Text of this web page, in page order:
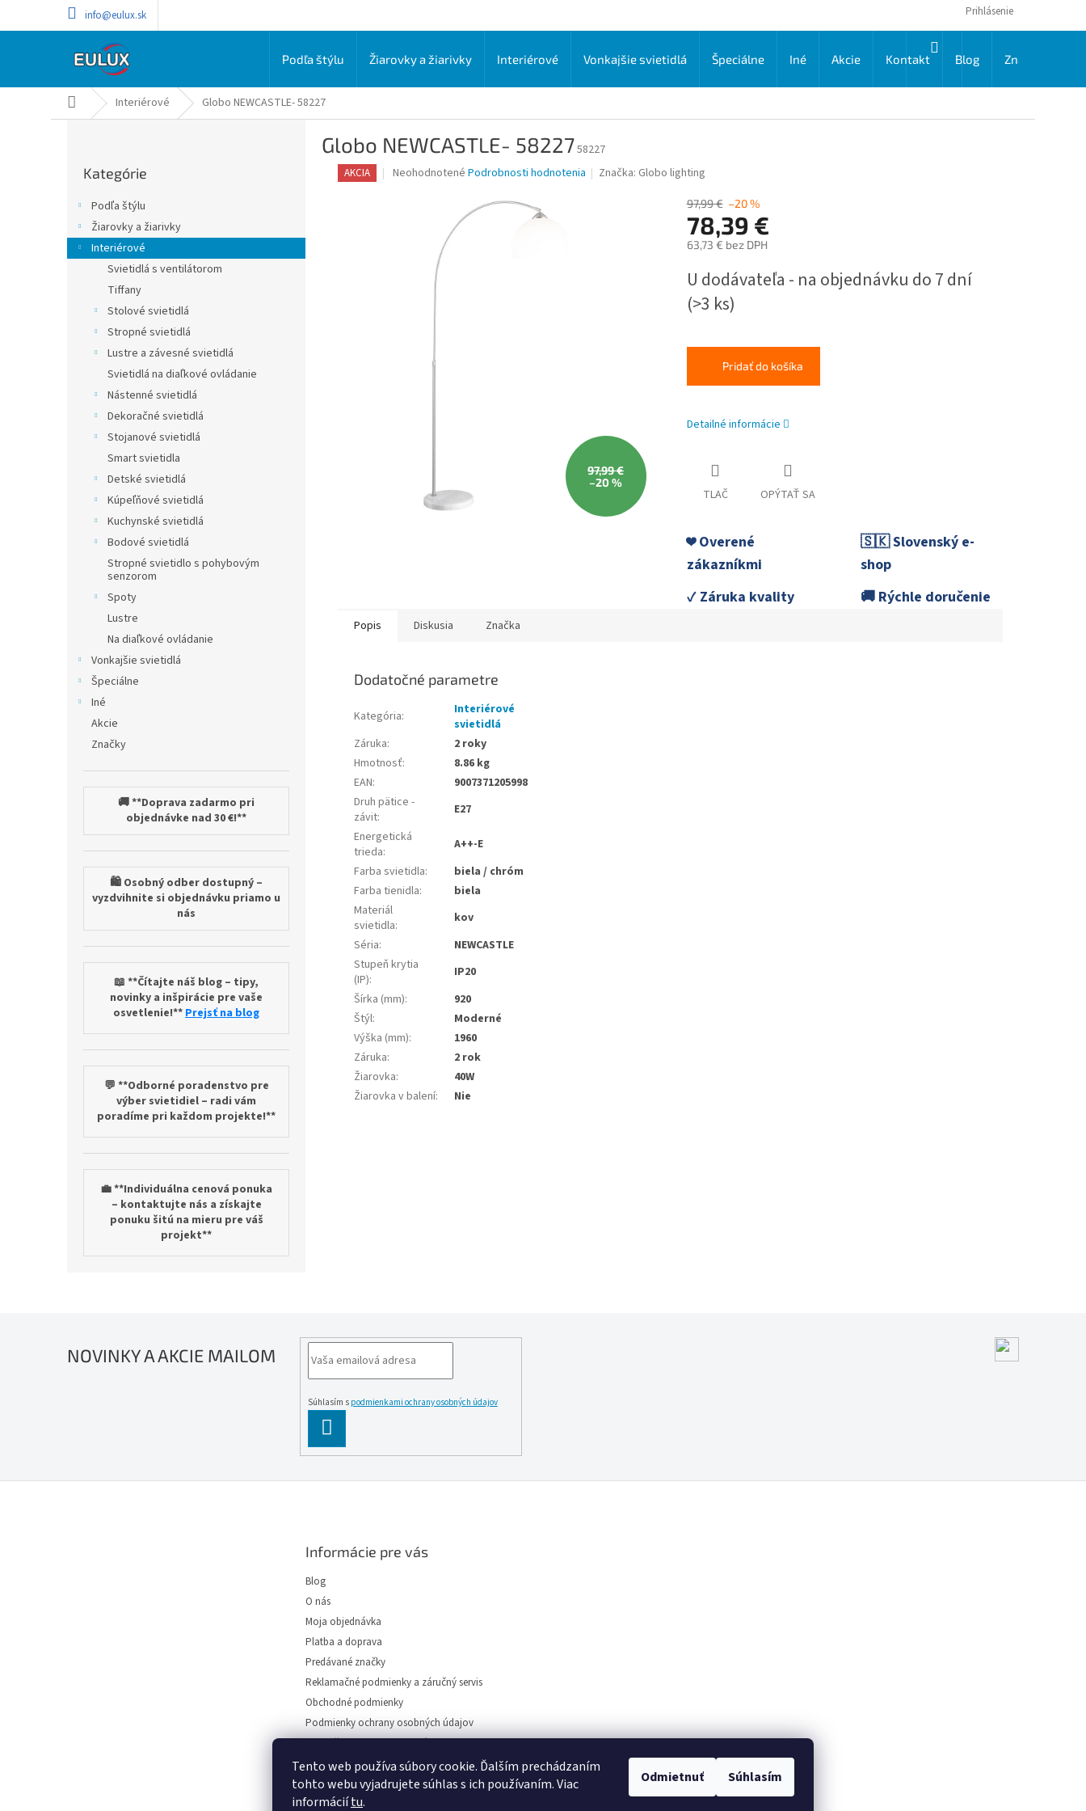
Tento web používa súbory cookie. Ďalším prechádzaním
tohto webu vyjadrujete súhlas s ich používaním. Viac
informáciítu.
Odmietnuť Súhlasím
info@eulux.sk Prihlásenie
NÁKUPNÝ
Podľa štýlu Žiarovky a žiarivky Interiérové Vonkajšie svietidlá Špeciálne Iné Akcie Kontakt Blog Značky
DomovInteriérové Globo NEWCASTLE- 58227
a
kategórie
Kategórie
Podľa štýlu
Žiarovky a žiarivky
Interiérové
Svietidlá s ventilátorom
Tiffany
Stolové svietidlá
Stropné svietidlá
Lustre a závesné svietidlá
Svietidlá na diaľkové ovládanie
Nástenné svietidlá
Dekoračné svietidlá
Stojanové svietidlá
Smart svietidla
Detské svietidlá
Kúpeľňové svietidlá
Kuchynské svietidlá
Bodové svietidlá
Stropné svietidlo s pohybovým
senzorom
Spoty
Lustre
Na diaľkové ovládanie
Vonkajšie svietidlá
Špeciálne
Iné
Akcie
Značky
🚚 **Doprava zadarmo pri
objednávke nad 30 €!**
🛍️ Osobný odber dostupný –
vyzdvihnite si objednávku priamo u
nás
📖 **Čítajte náš blog – tipy,
novinky a inšpirácie pre vaše
osvetlenie!**Prejsť na blog
💬 **Odborné poradenstvo pre
výber svietidiel – radi vám
poradíme pri každom projekte!**
💼 **Individuálna cenová ponuka
– kontaktujte nás a získajte
ponuku šitú na mieru pre váš
projekt**
Globo NEWCASTLE- 5822758227
AKCIA
Priemerné
hviezdičiek.
Neohodnotené Podrobnosti hodnotenia Značka: Globo lighting
97,99 €
–20 %
97,99 € –20 %
78,39 €
63,73 € bez DPH
cena:
U dodávateľa - na objednávku do 7 dní
(>3 ks)
Pridať do košíka
Detailné informácie
TLAČ OPÝTAŤ SA
❤️ Overené
zákazníkmi
🇸🇰 Slovenský e-
shop
✓ Záruka kvality
🚚 Rýchle doručenie
Popis Diskusia Značka
Dodatočné parametre
Kategória:
Interiérové
svietidlá
Záruka:
2 roky
Hmotnosť:
8.86 kg
EAN:
9007371205998
Druh pätice -
závit:
E27
Energetická
trieda:
A++-E
Farba svietidla:
biela / chróm
Farba tienidla:
biela
Materiál
svietidla:
kov
Séria:
NEWCASTLE
Stupeň krytia
(IP):
IP20
Šírka (mm):
920
Štýl:
Moderné
Výška (mm):
1960
Záruka:
2 rok
Žiarovka:
40W
Žiarovka v balení: Nie
NOVINKY A AKCIE MAILOM
Súhlasím s podmienkami ochrany osobných údajov
SE
Informácie pre vás
Blog
O nás
Moja objednávka
Platba a doprava
Predávané značky
Reklamačné podmienky a záručný servis
Obchodné podmienky
Podmienky ochrany osobných údajov
Napíšte nám
Kontakt